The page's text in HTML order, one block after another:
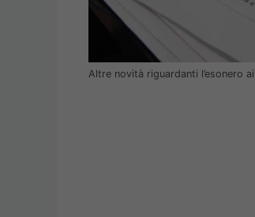
Altre novità riguardanti l’esonero